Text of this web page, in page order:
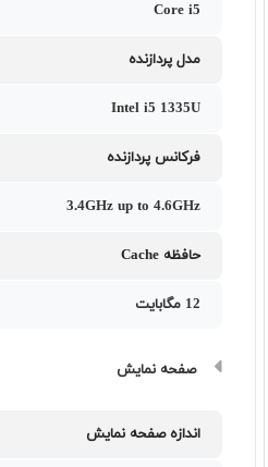
Core i5
مدل پردازنده
Intel i5 1335U
فرکانس پردازنده
3.4GHz up to 4.6GHz
حافظه Cache
12 مگابایت
صفحه نمایش
اندازه صفحه نمایش